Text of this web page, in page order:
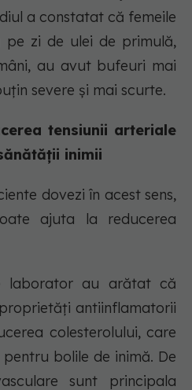
a constatat că femeile
zi de ulei de primulă,
au avut bufeuri mai
severe și mai scurte.
tensiunii arteriale
inimii
dovezi în acest sens,
ajuta la reducerea
laborator au arătat că
antiinflamatorii
colesterolului, care
bolile de inimă. De
sunt principala